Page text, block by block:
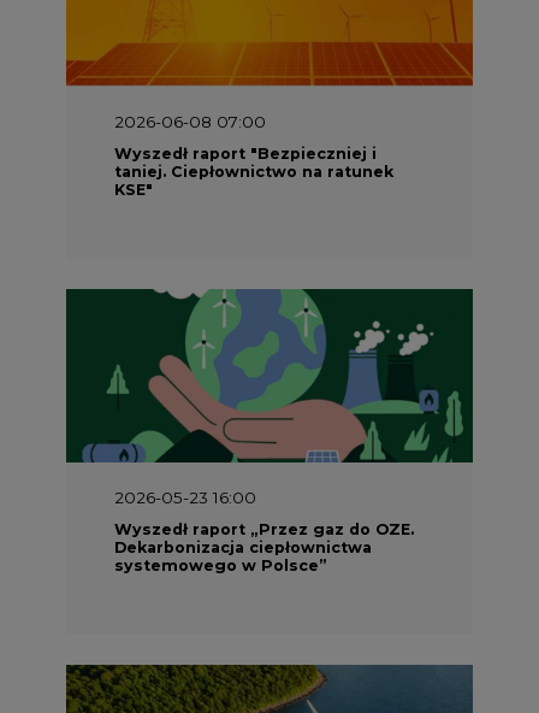
2026-06-08 07:00
Wyszedł raport "Bezpieczniej i
taniej. Ciepłownictwo na ratunek
KSE"
2026-05-23 16:00
Wyszedł raport „Przez gaz do OZE.
Dekarbonizacja ciepłownictwa
systemowego w Polsce”